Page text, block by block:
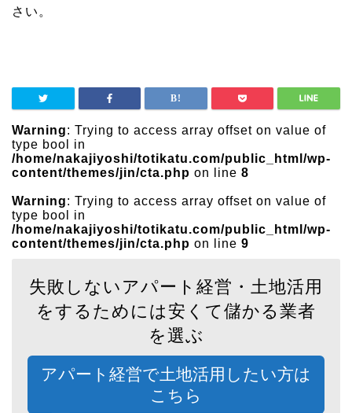
さい。
Warning: Trying to access array offset on value of
type bool in
/home/nakajiyoshi/totikatu.com/public_html/wp-
content/themes/jin/cta.php on line 8
Warning: Trying to access array offset on value of
type bool in
/home/nakajiyoshi/totikatu.com/public_html/wp-
content/themes/jin/cta.php on line 9
失敗しないアパート経営・土地活用
をするためには安くて儲かる業者
を選ぶ
アパート経営で土地活用したい方は
こちら